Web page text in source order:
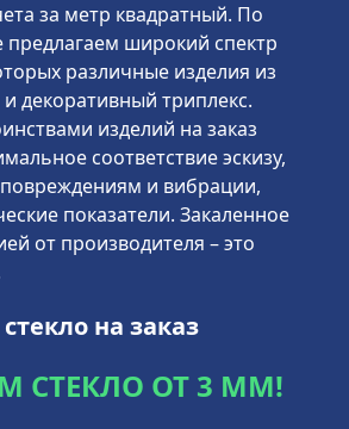
за метр квадратный. По
предлагаем широкий спектр
различные изделия из
и декоративный триплекс.
изделий на заказ
соответствие эскизу,
и вибрации,
показатели. Закаленное
от производителя – это
на заказ
СТЕКЛО ОТ 3 ММ!